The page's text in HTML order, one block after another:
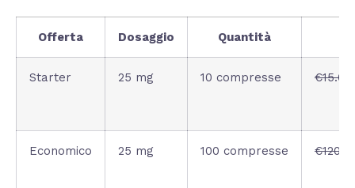
Offerta Dosaggio Quantità
Starter 25 mg 10 compresse €15.00
Economico 25 mg 100 compresse